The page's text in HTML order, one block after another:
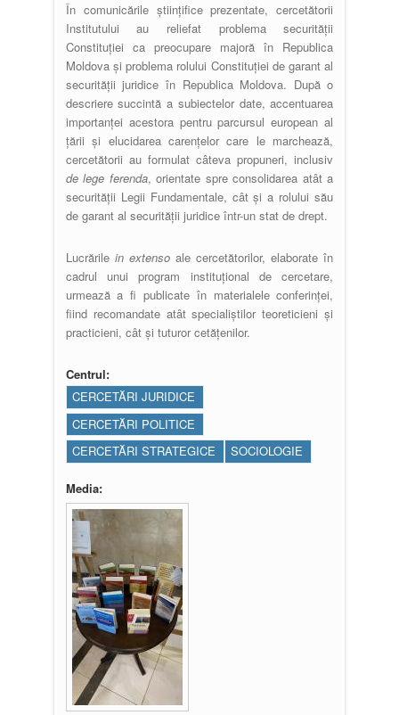
În comunicările științifice prezentate, cercetătorii
Institutului au reliefat problema securității
Constituției ca preocupare majoră în Republica
Moldova și problema rolului Constituției de garant al
securității juridice în Republica Moldova. După o
descriere succintă a subiectelor date, accentuarea
importanței acestora pentru parcursul european al
țării și elucidarea carențelor care le marchează,
cercetătorii au formulat câteva propuneri, inclusiv
de lege ferenda, orientate spre consolidarea atât a
securității Legii Fundamentale, cât și a rolului său
de garant al securității juridice într-un stat de drept.
Lucrările in extensoale cercetătorilor, elaborate în
cadrul unui program instituțional de cercetare,
urmează a fi publicate în materialele conferinței,
fiind recomandate atât specialiștilor teoreticieni și
practicieni, cât și tuturor cetățenilor.
Centrul:
CERCETĂRI JURIDICE
CERCETĂRI POLITICE
CERCETĂRI STRATEGICE
SOCIOLOGIE
Media: